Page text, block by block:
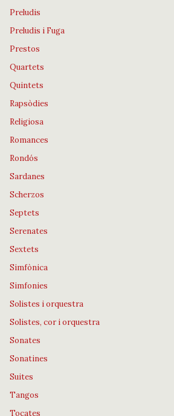
Preludis
Preludis i Fuga
Prestos
Quartets
Quintets
Rapsòdies
Religiosa
Romances
Rondós
Sardanes
Scherzos
Septets
Serenates
Sextets
Simfònica
Simfonies
Solistes i orquestra
Solistes, cor i orquestra
Sonates
Sonatines
Suites
Tangos
Tocates